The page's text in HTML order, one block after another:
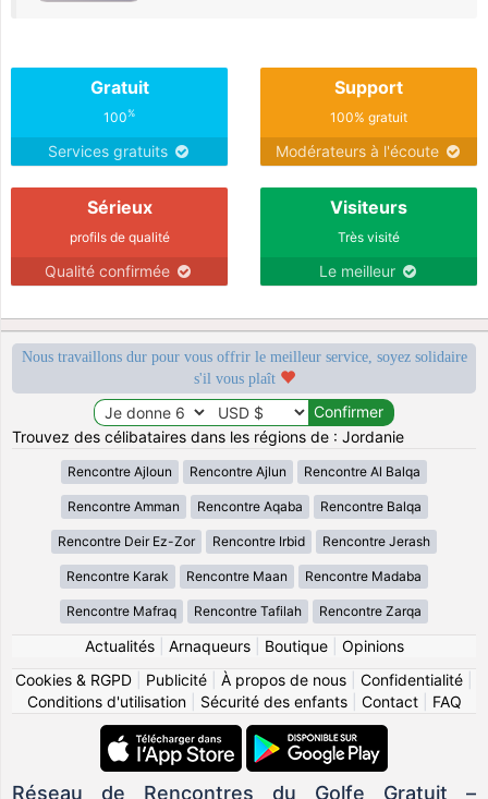
Gratuit
100%
Services gratuits
Support
100% gratuit
Modérateurs à l'écoute
Sérieux
profils de qualité
Qualité confirmée
Visiteurs
Très visité
Le meilleur
Nous travaillons dur pour vous offrir le meilleur service, soyez solidaire
s'il vous plaît
Trouvez des célibataires dans les régions de : Jordanie
Rencontre Ajloun Rencontre Ajlun Rencontre Al Balqa
Rencontre Amman Rencontre Aqaba Rencontre Balqa
Rencontre Deir Ez-Zor Rencontre Irbid Rencontre Jerash
Rencontre Karak Rencontre Maan Rencontre Madaba
Rencontre Mafraq Rencontre Tafilah Rencontre Zarqa
Actualités| Arnaqueurs| Boutique| Opinions
Cookies & RGPD
Publicité À propos de nous Confidentialité
Conditions d'utilisation| Sécurité des enfants| Contact| FAQ
Réseau de Rencontres du Golfe Gratuit –